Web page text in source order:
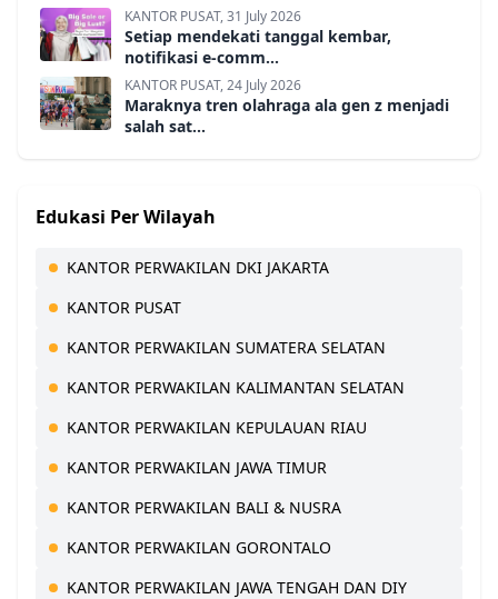
KANTOR PUSAT, 31 July 2026
Setiap mendekati tanggal kembar,
notifikasi e-comm...
KANTOR PUSAT, 24 July 2026
Maraknya tren olahraga ala gen z menjadi
salah sat...
Edukasi Per Wilayah
KANTOR PERWAKILAN DKI JAKARTA
KANTOR PUSAT
KANTOR PERWAKILAN SUMATERA SELATAN
KANTOR PERWAKILAN KALIMANTAN SELATAN
KANTOR PERWAKILAN KEPULAUAN RIAU
KANTOR PERWAKILAN JAWA TIMUR
KANTOR PERWAKILAN BALI & NUSRA
KANTOR PERWAKILAN GORONTALO
KANTOR PERWAKILAN JAWA TENGAH DAN DIY